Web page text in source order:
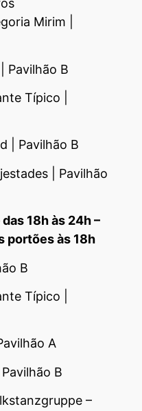
Mirim |
Pavilhão B
Típico |
| Pavilhão B
| Pavilhão
18h às 24h –
portões às 18h
B
Típico |
A
B
–